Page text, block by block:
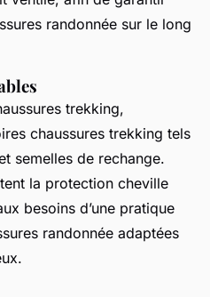
randonnée sur le long
trekking,
chaussures trekking tels
semelles de rechange.
la protection cheville
besoins d’une pratique
randonnée adaptées